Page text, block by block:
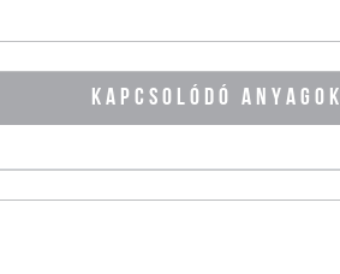
KAPCSOLÓDÓ ANYAGOK